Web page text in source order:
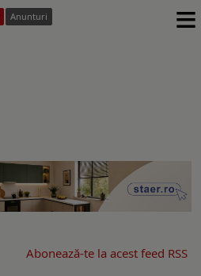
Anunturi ≡
Abonează-te la acest feed RSS